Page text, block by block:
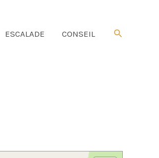
ESCALADE CONSEIL Rechercher